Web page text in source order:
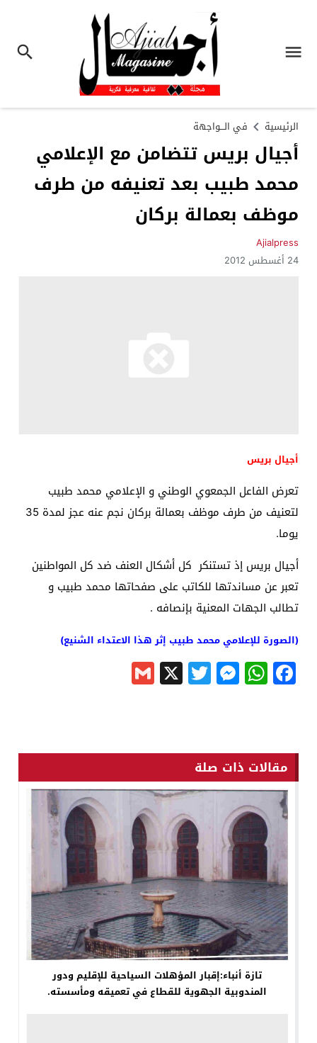
الرئيسية في الـــواجهة
أجيال بريس تتضامن مع الإعلامي
محمد طبيب بعد تعنيفه من طرف
موظف بعمالة بركان
Ajialpress
24 أغسطس 2012
أجيال بريس
تعرض الفاعل الجمعوي الوطني و الإعلامي محمد طبيب
لتعنيف من طرف موظف بعمالة بركان نجم عنه عجز لمدة 35
يوما.
أجيال بريس إذ تستنكر كل أشكال العنف ضد كل المواطنين
تعبر عن مساندتها للكاتب على صفحاتها محمد طبيب و
تطالب الجهات المعنية بإنصافه .
(الصورة للإعلامي محمد طبيب إثر هذا الاعتداء الشنيع)
Facebook
WhatsApp
Messenger
Twitter
X
مقالات ذات صلة
تازة أنباء:إقبار المؤهلات السياحية للإقليم ودور
المندوبية الجهوية للقطاع في تعميقه ومأسسته.